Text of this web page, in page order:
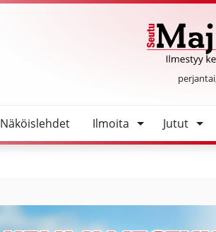
Näköislehdet Ilmoita Jutut